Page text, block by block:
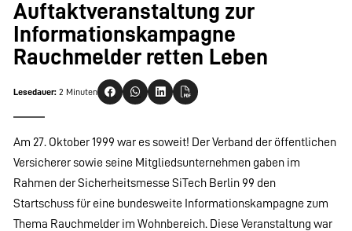
Auftaktveranstaltung zur
Informationskampagne
Rauchmelder retten Leben
Lesedauer: 2 Minuten
Am 27. Oktober 1999 war es soweit! Der Verband der öffentlichen
Versicherer sowie seine Mitgliedsunternehmen gaben im
Rahmen der Sicherheitsmesse SiTech Berlin 99 den
Startschuss für eine bundesweite Informationskampagne zum
Thema Rauchmelder im Wohnbereich. Diese Veranstaltung war